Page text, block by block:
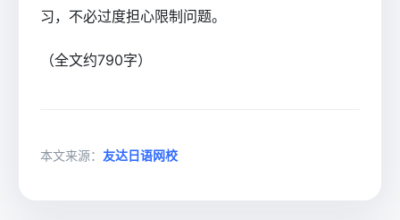
习，不必过度担心限制问题。
（全文约790字）
本文来源： 友达日语网校